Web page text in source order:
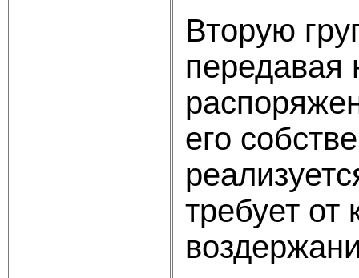
Вторую
передавая
его
требует от